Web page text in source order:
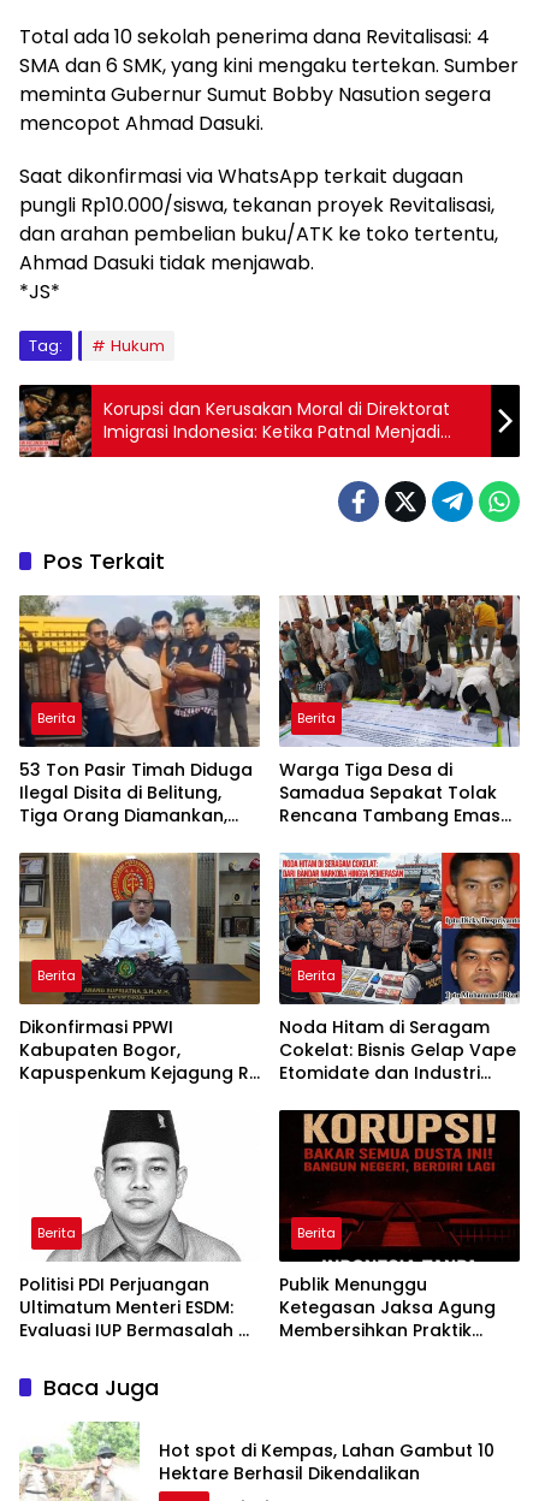
Total ada 10 sekolah penerima dana Revitalisasi: 4
SMA dan 6 SMK, yang kini mengaku tertekan. Sumber
meminta Gubernur Sumut Bobby Nasution segera
mencopot Ahmad Dasuki.
Saat dikonfirmasi via WhatsApp terkait dugaan
pungli Rp10.000/siswa, tekanan proyek Revitalisasi,
dan arahan pembelian buku/ATK ke toko tertentu,
Ahmad Dasuki tidak menjawab.
*JS*
Tag: Hukum
Korupsi dan Kerusakan Moral di Direktorat
Imigrasi Indonesia: Ketika Patnal Menjadi
Pelindung Pelaku Kejahatan
Pos Terkait
Berita
53 Ton Pasir Timah Diduga
Ilegal Disita di Belitung,
Tiga Orang Diamankan,
Berita
Warga Tiga Desa di
Samadua Sepakat Tolak
Rencana Tambang Emas
Berita
Dikonfirmasi PPWI
Kabupaten Bogor,
Kapuspenkum Kejagung RI
Kabupaten Bogor Jalani
Pemeriksaan
Berita
Noda Hitam di Seragam
Cokelat: Bisnis Gelap Vape
Etomidate dan Industri
Kepolisian
Berita
Politisi PDI Perjuangan
Ultimatum Menteri ESDM:
Evaluasi IUP Bermasalah di
Berita
Publik Menunggu
Ketegasan Jaksa Agung
Membersihkan Praktik
Baca Juga
Hot spot di Kempas, Lahan Gambut 10
Hektare Berhasil Dikendalikan